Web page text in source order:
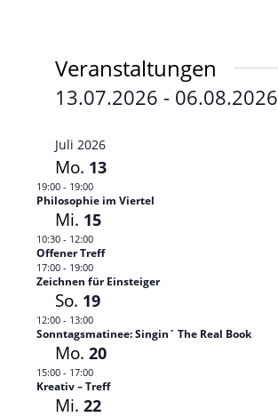
Veranstaltungen
13.07.2026 - 06.08.2026
auswählen.
Juli 2026
Mo. 13
19:00- 19:00
Philosophie im Viertel
Mi. 15
10:30- 12:00
Offener Treff
17:00- 19:00
Zeichnen für Einsteiger
So. 19
12:00- 13:00
Sonntagsmatinee: Singin´ The Real Book
Mo. 20
15:00- 17:00
Kreativ – Treff
Mi. 22